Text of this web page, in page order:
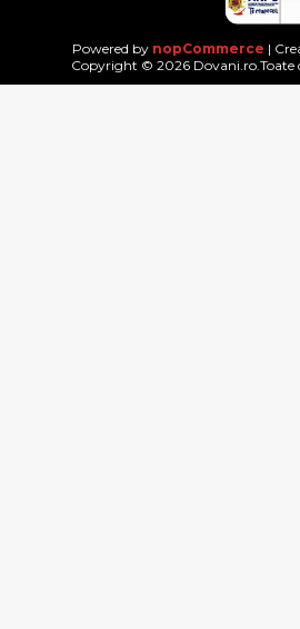
Powered by nopCommerce |
Copyright © 2026 Dovani.ro.Toate